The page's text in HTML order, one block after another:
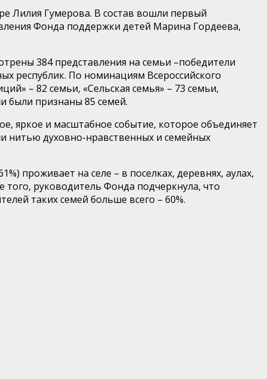
Лилия Гумерова. В состав вошли первый
Фонда поддержки детей Марина Гордеева,
384 представления на семьи –победители
республик. По номинациям Всероссийского
– 82 семьи, «Сельская семья» – 73 семьи,
были признаны 85 семей.
яркое и масштабное событие, которое объединяет
нитью духовно-нравственных и семейных
проживает на селе – в поселках, деревнях, аулах,
того, руководитель Фонда подчеркнула, что
таких семей больше всего – 60%.